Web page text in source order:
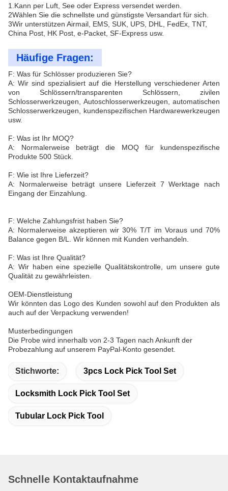
1.Kann per Luft, See oder Express versendet werden.
2Wählen Sie die schnellste und günstigste Versandart für sich.
3Wir unterstützen Airmail, EMS, SUK, UPS, DHL, FedEx, TNT,
China Post, HK Post, e-Packet, SF-Express usw.
Häufige Fragen:
F: Was für Schlösser produzieren Sie?
A: Wir sind spezialisiert auf die Herstellung verschiedener Arten
von Schlössern/transparenten Schlössern, zivilen
Schlosserwerkzeugen, Autoschlosserwerkzeugen, automatischen
Schlosserwerkzeugen, kundenspezifischen Hardwarewerkzeugen
usw.
F: Was ist Ihr MOQ?
A: Normalerweise beträgt die MOQ für kundenspezifische
Produkte 500 Stück.
F: Wie ist Ihre Lieferzeit?
A: Normalerweise beträgt unsere Lieferzeit 7 Werktage nach
Eingang der Einzahlung.
F: Welche Zahlungsfrist haben Sie?
A: Normalerweise akzeptieren wir 30% T/T im Voraus und 70%
Balance gegen B/L. Wir können mit Kunden verhandeln.
F: Was ist Ihre Qualität?
A: Wir haben eine spezielle Qualitätskontrolle, um unsere gute
Qualität zu gewährleisten.
OEM-Dienstleistung
Wir könnten das Logo des Kunden sowohl auf den Produkten als
auch auf der Verpackung verwenden!
Musterbedingungen
Die Probe wird innerhalb von 2-3 Tagen nach Ankunft der
Probezahlung auf unserem PayPal-Konto gesendet.
Stichworte: 3pcs Lock Pick Tool Set
Locksmith Lock Pick Tool Set
Tubular Lock Pick Tool
Schnelle Kontaktaufnahme